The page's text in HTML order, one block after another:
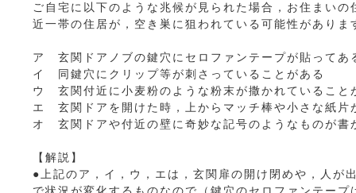
ご自宅に以下のような兆候が見られた場合，お住まいの
近一帯の住居が，空き巣に狙われている可能性がありま
ア 玄関ドアノブの鍵穴にセロファンテープが貼ってあ
イ 同鍵穴にクリップ等が刺さっていることがある
ウ 玄関付近に小麦粉のような粉末が撒かれていること
エ 玄関ドアを開けた時，上からマッチ棒や小さな紙片
オ 玄関ドアや付近の壁に奇妙な記号のようなものが書
【解説】
●上記のア，イ，ウ，エは，玄関扉の開け閉めや，人が